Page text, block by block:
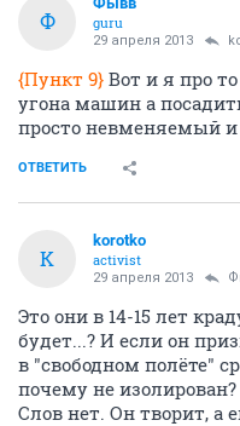
Ф
guru
29 апреля 2013
{Пункт 9} Вот и я про
угона машин а
просто невменяемый и
ОТВЕТИТЬ
K
korotko
activist
29 апреля 2013
Это они в 14-15 лет
будет...? И если он
в "свободном полёте"
почему не изолирован?
Слов нет. Он творит, а